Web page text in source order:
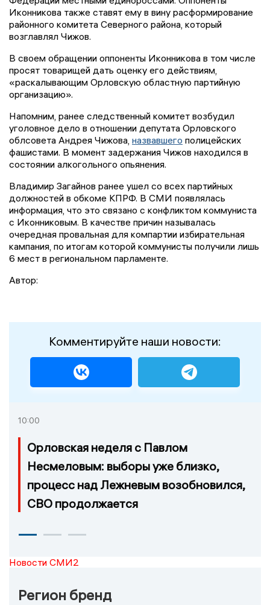
Иконникова также ставят ему в вину расформирование
районного комитета Северного района, который
возглавлял Чижов.
В своем обращении оппоненты Иконникова в том числе
просят товарищей дать оценку его действиям,
«раскалывающим Орловскую областную партийную
организацию».
Напомним, ранее следственный комитет возбудил
уголовное дело в отношении депутата Орловского
облсовета Андрея Чижова, назвавшего полицейских
фашистами. В момент задержания Чижов находился в
состоянии алкогольного опьянения.
Владимир Загайнов ранее ушел со всех партийных
должностей в обкоме КПРФ. В СМИ появлялась
информация, что это связано с конфликтом коммуниста
с Иконниковым. В качестве причин называлась
очередная провальная для компартии избирательная
кампания, по итогам которой коммунисты получили лишь
6 мест в региональном парламенте.
Автор:
Комментируйте наши новости:
10:00
Орловская неделя с Павлом
Несмеловым: выборы уже близко,
процесс над Лежневым возобновился,
СВО продолжается
Новости СМИ2
Регион бренд